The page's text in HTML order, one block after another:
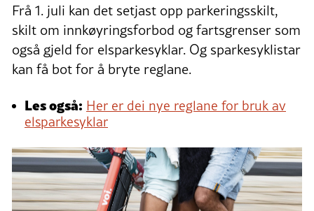
Frå 1. juli kan det setjast opp parkeringsskilt,
skilt om innkøyringsforbod og fartsgrenser som
også gjeld for elsparkesyklar. Og sparkesyklistar
kan få bot for å bryte reglane.
Les også: Her er dei nye reglane for bruk av
elsparkesyklar